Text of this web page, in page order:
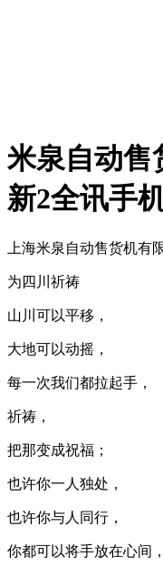
米泉自动售
新2全讯手
上海米泉自动售货机有
为四川祈祷
山川可以平移，
大地可以动摇，
每一次我们都拉起手，
祈祷，
把那变成祝福；
也许你一人独处，
也许你与人同行，
你都可以将手放在心间，